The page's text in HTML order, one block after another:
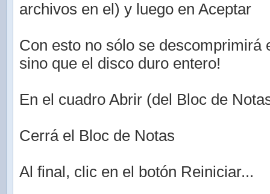
archivos en el) y luego en Aceptar
Con esto no sólo se descomprimirá
sino que el disco duro entero!
En el cuadro Abrir (del Bloc de
Cerrá el Bloc de Notas
Al final, clic en el botón Reiniciar...